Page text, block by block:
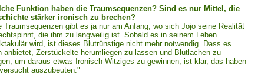
Funktion haben die Traumsequenzen? Sind es nur Mittel, die
stärker ironisch zu brechen?
Traumsequenzen gibt es ja nur am Anfang, wo sich Jojo seine Realität
die ihm zu langweilig ist. Sobald es in seinem Leben
wird, ist dieses Blutrünstige nicht mehr notwendig. Dass es
anbietet, Zerstückelte herumliegen zu lassen und Blutlachen zu
um daraus etwas Ironisch-Witziges zu gewinnen, ist klar, das haben
auszubeuten."